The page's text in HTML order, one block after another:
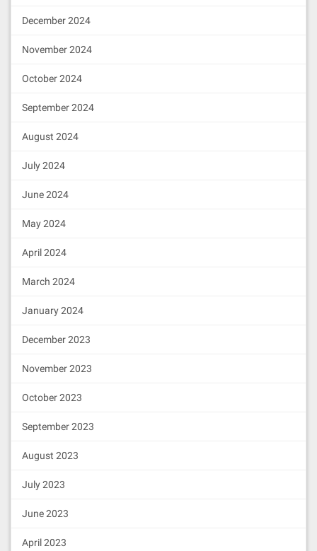
December 2024
November 2024
October 2024
September 2024
August 2024
July 2024
June 2024
May 2024
April 2024
March 2024
January 2024
December 2023
November 2023
October 2023
September 2023
August 2023
July 2023
June 2023
April 2023